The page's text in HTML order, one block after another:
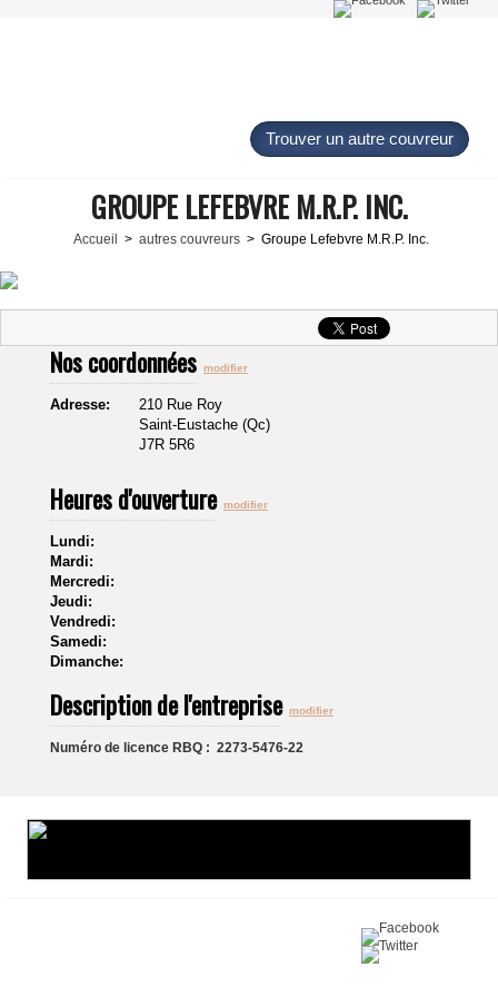
Trouver un autre couvreur
GROUPE LEFEBVRE M.R.P. INC.
Accueil > autres couvreurs > Groupe Lefebvre M.R.P. Inc.
Nos coordonnées modifier
Adresse:
210 Rue Roy
Saint-Eustache (Qc)
J7R 5R6
Heures d'ouverture modifier
Lundi:
Mardi:
Mercredi:
Jeudi:
Vendredi:
Samedi:
Dimanche:
Description de l'entreprise modifier
Numéro de licence RBQ : 2273-5476-22